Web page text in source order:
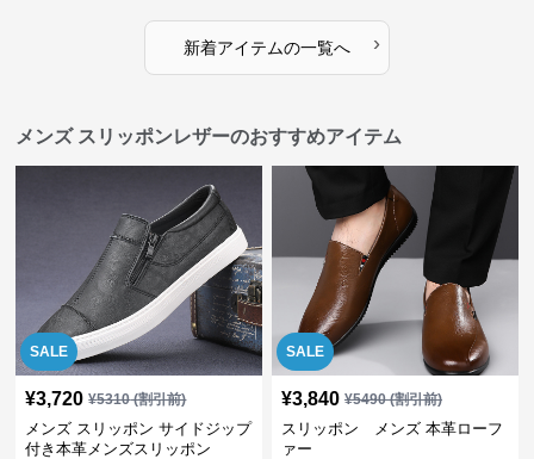
新着アイテムの一覧へ ›
メンズ スリッポンレザーのおすすめアイテム
SALE
¥3,720 ¥5310(割引前)
メンズ スリッポン サイドジップ
付き本革メンズスリッポン
SALE
¥3,840 ¥5490(割引前)
スリッポン メンズ 本革ローフ
ァー